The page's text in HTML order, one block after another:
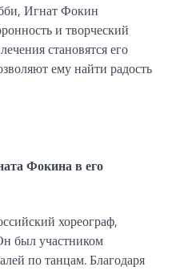
Игнат Фокин
и творческий
становятся его
ему найти радость
Фокина в его
хореограф,
был участником
по танцам. Благодаря